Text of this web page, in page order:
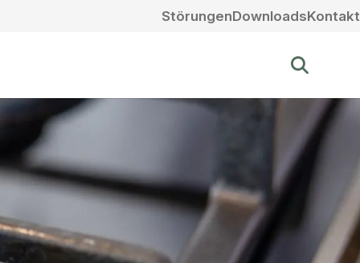
StörungenDownloadsKontakt